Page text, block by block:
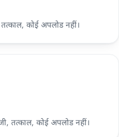
कोई अपलोड नहीं।
तत्काल, कोई अपलोड नहीं।